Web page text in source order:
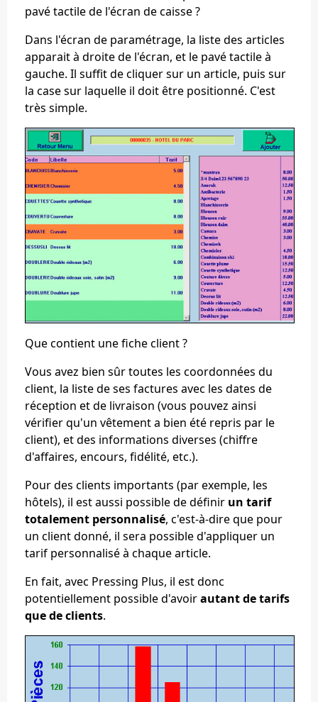
pavé tactile de l'écran de caisse ?
Dans l'écran de paramétrage, la liste des articles
apparait à droite de l'écran, et le pavé tactile à
gauche. Il suffit de cliquer sur un article, puis sur
la case sur laquelle il doit être positionné. C'est
très simple.
Que contient une fiche client ?
Vous avez bien sûr toutes les coordonnées du
client, la liste de ses factures avec les dates de
réception et de livraison (vous pouvez ainsi
vérifier qu'un vêtement a bien été repris par le
client), et des informations diverses (chiffre
d'affaires, encours, fidélité, etc.).
Pour des clients importants (par exemple, les
hôtels), il est aussi possible de définir un tarif
totalement personnalisé, c'est-à-dire que pour
un client donné, il sera possible d'appliquer un
tarif personnalisé à chaque article.
En fait, avec Pressing Plus, il est donc
potentiellement possible d'avoirautant de tarifs
que de clients.